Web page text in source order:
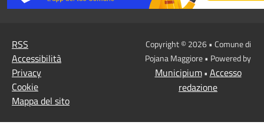
RSS
Accessibilità
Privacy
Cookie
Mappa del sito
Copyright © 2026 • Comune di
Pojana Maggiore • Powered by
Municipium• Accesso
redazione